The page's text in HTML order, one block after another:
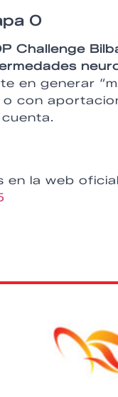
0
Challenge
en generar
con
en la web